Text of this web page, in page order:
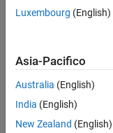
Luxembourg (English)
Asia-Pacifico
Australia (English)
India (English)
New Zealand (English)